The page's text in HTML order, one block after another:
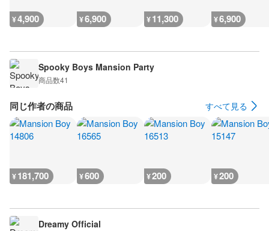
¥4,900 ¥6,900 ¥11,300 ¥6,900
Spooky Boys Mansion Party
商品数41
同じ作者の商品 すべて見る
¥181,700 ¥600 ¥200 ¥200
Dreamy Official